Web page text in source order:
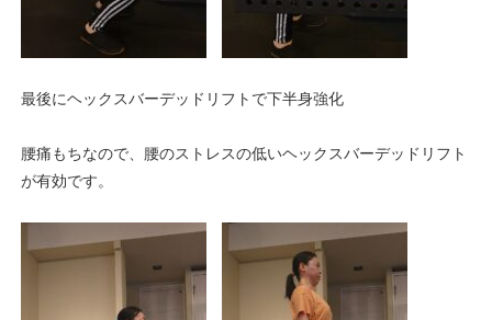
最後にヘックスバーデッドリフトで下半身強化
腰痛もちなので、腰のストレスの低いヘックスバーデッドリフト
が有効です。